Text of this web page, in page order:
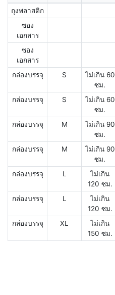
ถุงพลาสติก
ซอง
เอกสาร
ซอง
เอกสาร
กล่องบรรจุ S
ไม่เกิน 60
ซม.
กล่องบรรจุ S
ไม่เกิน 60
ซม.
กล่องบรรจุ M
ไม่เกิน 90
ซม.
กล่องบรรจุ M
ไม่เกิน 90
ซม.
กล่องบรรจุ L
ไม่เกิน
120 ซม.
กล่องบรรจุ L
ไม่เกิน
120 ซม.
กล่องบรรจุ XL
ไม่เกิน
150 ซม.